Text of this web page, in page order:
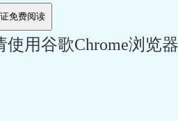
用谷歌Chrome浏览器